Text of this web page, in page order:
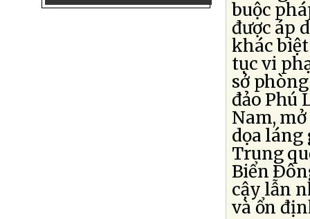
buộc
được áp
khác
tục vi
sở
đảo Phú
Nam,
dọa láng
Trung
Biển
cậy lẫn
và ổn